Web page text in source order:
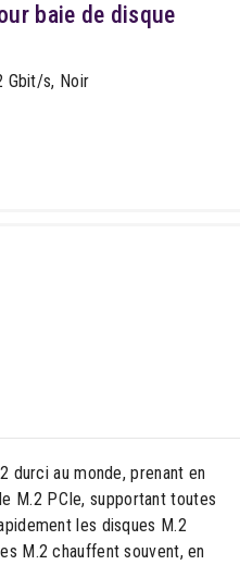
baie de disque
Gbit/s, Noir
durci au monde, prenant en
M.2 PCIe, supportant toutes
les disques M.2
M.2 chauffent souvent, en